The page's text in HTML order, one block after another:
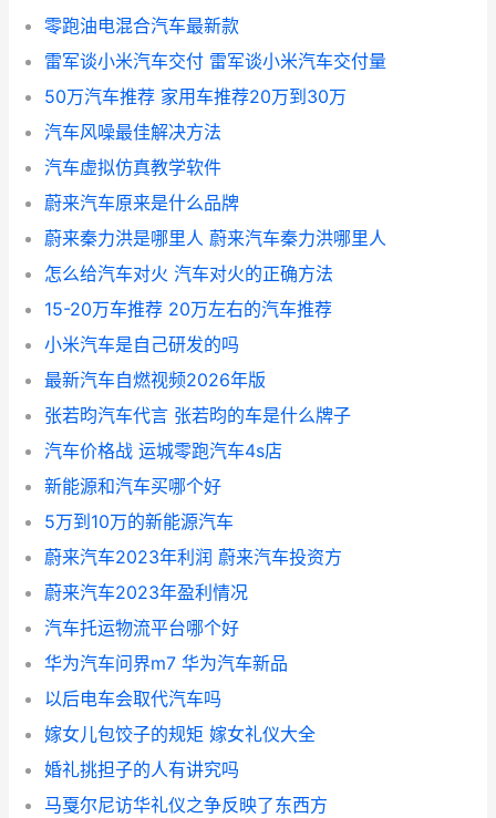
零跑油电混合汽车最新款
雷军谈小米汽车交付 雷军谈小米汽车交付量
50万汽车推荐 家用车推荐20万到30万
汽车风噪最佳解决方法
汽车虚拟仿真教学软件
蔚来汽车原来是什么品牌
蔚来秦力洪是哪里人 蔚来汽车秦力洪哪里人
怎么给汽车对火 汽车对火的正确方法
15-20万车推荐 20万左右的汽车推荐
小米汽车是自己研发的吗
最新汽车自燃视频2026年版
张若昀汽车代言 张若昀的车是什么牌子
汽车价格战 运城零跑汽车4s店
新能源和汽车买哪个好
5万到10万的新能源汽车
蔚来汽车2023年利润 蔚来汽车投资方
蔚来汽车2023年盈利情况
汽车托运物流平台哪个好
华为汽车问界m7 华为汽车新品
以后电车会取代汽车吗
嫁女儿包饺子的规矩 嫁女礼仪大全
婚礼挑担子的人有讲究吗
马戛尔尼访华礼仪之争反映了东西方